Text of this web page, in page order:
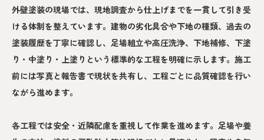
外壁塗装の現場では、現地調査から仕上げまでを一貫して引き受
ける体制を整えています。建物の劣化具合や下地の種類、過去の
塗装履歴を丁寧に確認し、足場組立や高圧洗浄、下地補修、下塗
り・中塗り・上塗りという標準的な工程を明確に示します。施工
前には写真と報告書で現状を共有し、工程ごとに品質確認を行い
ながら進めます。
各工程では安全・近隣配慮を重視して作業を進めます。足場や養